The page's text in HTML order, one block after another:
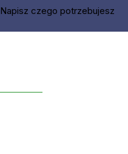
Napisz czego potrzebujesz